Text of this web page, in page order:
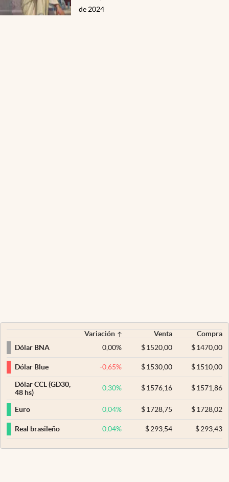
de 2024
Variación Venta
Compra
Dólar BNA
0,00% $ 1520,00 $1470,00
Dólar Blue -0,65% $ 1530,00 $1510,00
Dólar CCL (GD30,
48 hs)
0,30% $ 1576,16 $1571,86
Euro 0,04% $ 1728,75 $1728,02
Real brasileño 0,04% $ 293,54 $293,43